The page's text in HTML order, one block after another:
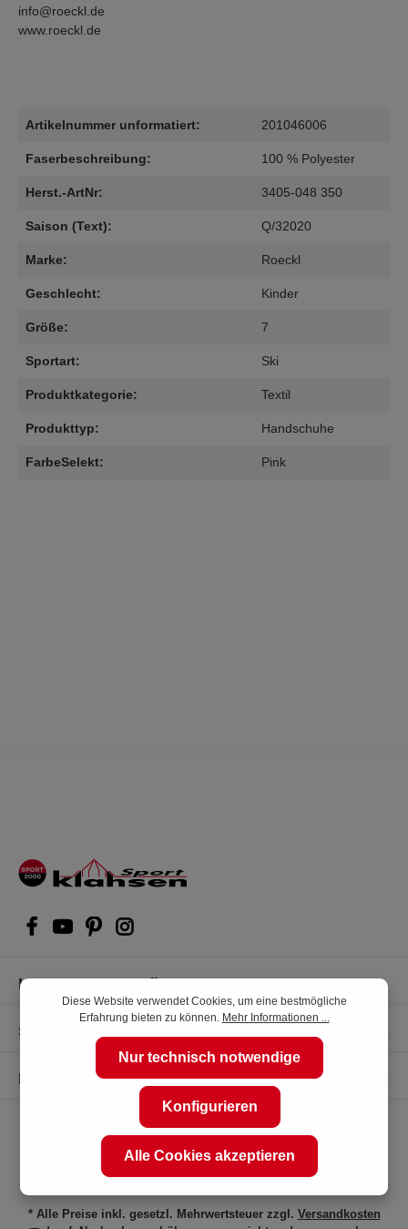
info@roeckl.de
www.roeckl.de
Artikelnummer unformatiert: 201046006
Faserbeschreibung: 100 % Polyester
Herst.-ArtNr: 3405-048 350
Saison (Text): Q/32020
Marke: Roeckl
Geschlecht: Kinder
Größe: 7
Sportart: Ski
Produktkategorie: Textil
Produkttyp: Handschuhe
FarbeSelekt: Pink
Kompetente Kaufberatung
Shop Service
Informationen
* Alle Preise inkl. gesetzl. Mehrwertsteuer zzgl. Versandkosten
Diese Website verwendet Cookies, um eine bestmögliche
Erfahrung bieten zu können. Mehr Informationen ...
Nur technisch notwendige
Konfigurieren
Alle Cookies akzeptieren